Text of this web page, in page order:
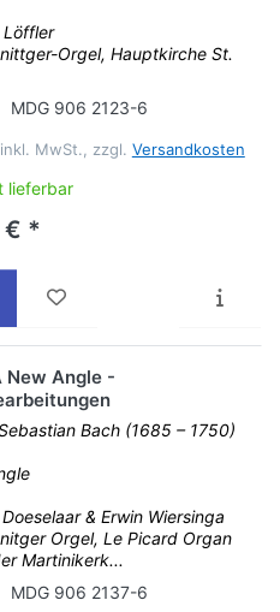
Löffler
Orgel, Hauptkirche St.
MDG 906 2123-6
MwSt., zzgl. Versandkosten
lieferbar
€ *
New Angle -
Bach (1685 – 1750)
& Erwin Wiersinga
Orgel, Le Picard Organ
Martinikerk...
MDG 906 2137-6